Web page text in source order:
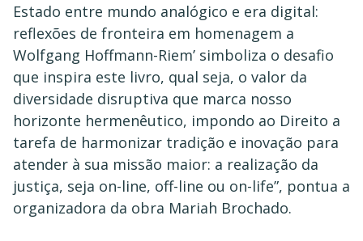
Estado entre mundo analógico e era digital:
reflexões de fronteira em homenagem a
Wolfgang Hoffmann-Riem’ simboliza o desafio
que inspira este livro, qual seja, o valor da
diversidade disruptiva que marca nosso
horizonte hermenêutico, impondo ao Direito a
tarefa de harmonizar tradição e inovação para
atender à sua missão maior: a realização da
justiça, seja on-line, off-line ou on-life”, pontua a
organizadora da obra Mariah Brochado.